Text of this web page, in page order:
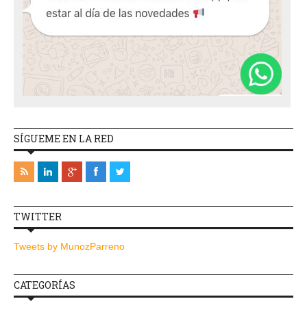
SÍGUEME EN LA RED
TWITTER
Tweets by MunozParreno
CATEGORÍAS